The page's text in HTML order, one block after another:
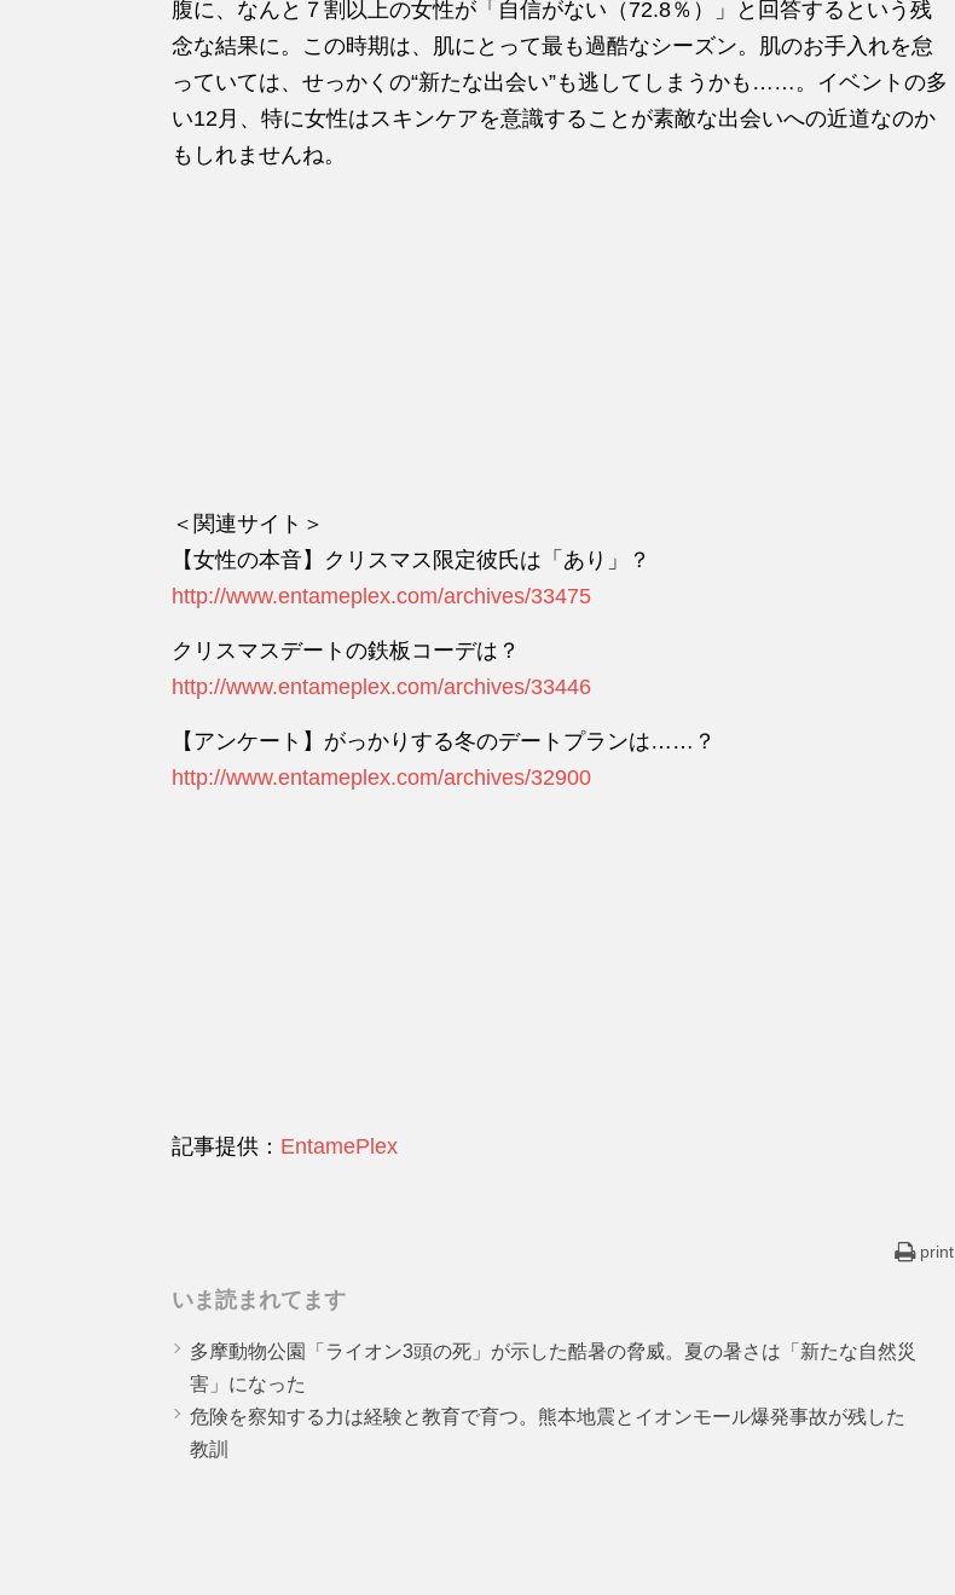
腹に、なんと７割以上の女性が「自信がない（72.8％）」と回答するという残
念な結果に。この時期は、肌にとって最も過酷なシーズン。肌のお手入れを怠
っていては、せっかくの“新たな出会い”も逃してしまうかも……。イベントの多
い12月、特に女性はスキンケアを意識することが素敵な出会いへの近道なのか
もしれませんね。
＜関連サイト＞
【女性の本音】クリスマス限定彼氏は「あり」？
http://www.entameplex.com/archives/33475
クリスマスデートの鉄板コーデは？
http://www.entameplex.com/archives/33446
【アンケート】がっかりする冬のデートプランは……？
http://www.entameplex.com/archives/32900
記事提供： EntamePlex
print
いま読まれてます
多摩動物公園「ライオン3頭の死」が示した酷暑の脅威。夏の暑さは「新たな自然災
害」になった
危険を察知する力は経験と教育で育つ。熊本地震とイオンモール爆発事故が残した
教訓